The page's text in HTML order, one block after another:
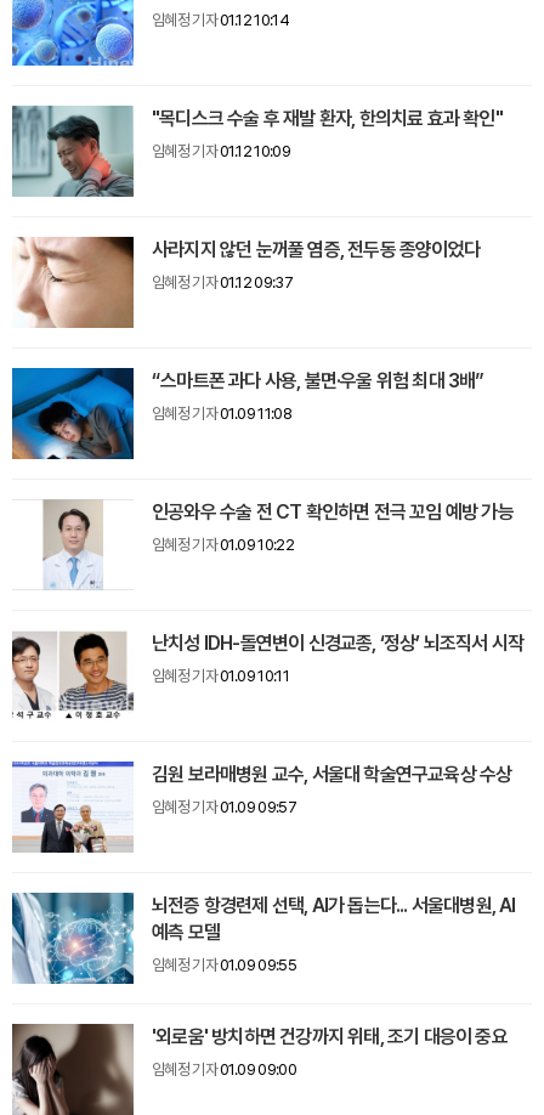
임혜정 기자01.12 10:14
"목디스크 수술 후 재발 환자, 한의치료 효과 확인"
임혜정 기자01.12 10:09
사라지지 않던 눈꺼풀 염증, 전두동 종양이었다
임혜정 기자01.12 09:37
“스마트폰 과다 사용, 불면·우울 위험 최대 3배”
임혜정 기자01.09 11:08
인공와우 수술 전 CT 확인하면 전극 꼬임 예방 가능
임혜정 기자01.09 10:22
난치성 IDH-돌연변이 신경교종, ‘정상’ 뇌조직서 시작
임혜정 기자01.09 10:11
김원 보라매병원 교수, 서울대 학술연구교육상 수상
임혜정 기자01.09 09:57
뇌전증 항경련제 선택, AI가 돕는다... 서울대병원, AI
예측 모델
임혜정 기자01.09 09:55
'외로움' 방치하면 건강까지 위태, 조기 대응이 중요
임혜정 기자01.09 09:00